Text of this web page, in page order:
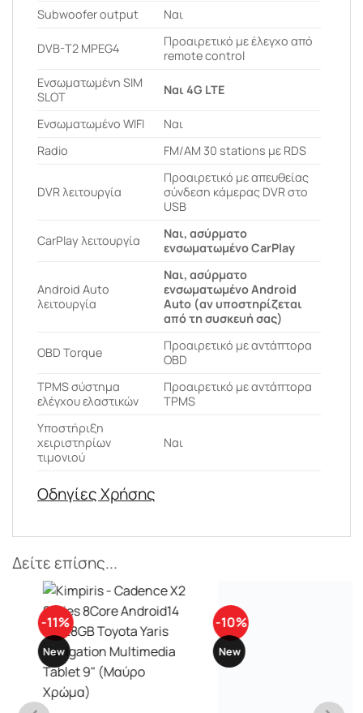
Subwoofer output Ναι
DVB-T2 MPEG4
Προαιρετικό με έλεγχο από
remote control
Ενσωματωμένη SIM
SLOT
Ναι 4G LTE
Ενσωματωμένο WIFI
Ναι
Radio
FM/AM 30 stations με RDS
DVR λειτουργία
Προαιρετικό με απευθείας
σύνδεση κάμερας DVR στο
USB
CarPlay λειτουργία
Ναι, ασύρματο
ενσωματωμένο CarPlay
Android Auto
λειτουργία
Ναι, ασύρματο
ενσωματωμένο Android
Auto (αν υποστηρίζεται
από τη συσκευή σας)
OBD Torque
Προαιρετικό με αντάπτορα
OBD
ΤPMS σύστημα
ελέγχου ελαστικών
Προαιρετικό με αντάπτορα
TPMS
Υποστήριξη
χειριστηρίων
τιμονιού
Ναι
Οδηγίες Χρήσης
Δείτε επίσης...
-11%
New
-10%
New